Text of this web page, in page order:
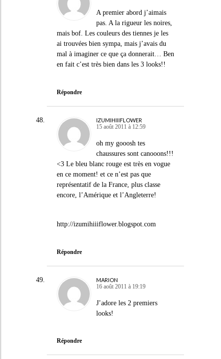
A premier abord j’aimais
pas. A la rigueur les noires,
mais bof. Les couleurs des tiennes je les
ai trouvées bien sympa, mais j’avais du
mal à imaginer ce que ça donnerait… Ben
en fait c’est très bien dans les 3 looks!!
Répondre
IZUMIHIIIFLOWER
15 août 2011 à 12:59
oh my gooosh tes
chaussures sont canooons!!!
<3 Le bleu blanc rouge est très en vogue
en ce moment! et ce n’est pas que
représentatif de la France, plus classe
encore, l’Amérique et l’Angleterre!
http://izumihiiiflower.blogspot.com
Répondre
MARION
16 août 2011 à 19:19
J’adore les 2 premiers
looks!
Répondre